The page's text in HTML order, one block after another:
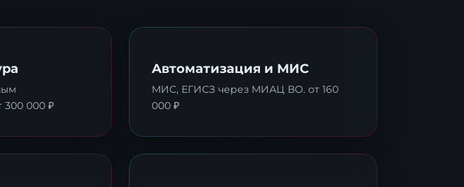
300 000 ₽
Автоматизация и МИС
МИС, ЕГИСЗ через МИАЦ ВО. от 160
000 ₽